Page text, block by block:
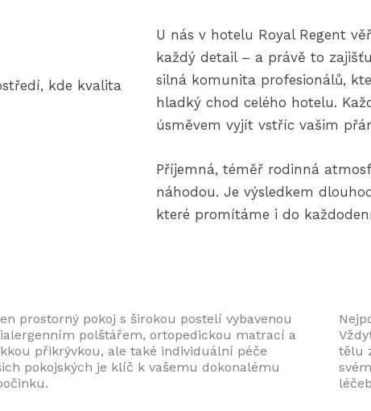
kde kvalita
U nás v hotelu Royal Regent
každý detail – a právě to
silná komunita profesionálů,
hladký chod celého hotelu.
úsměvem vyjít vstříc vašim
Příjemná, téměř rodinná
náhodou. Je výsledkem
které promítáme i do
prostorný pokoj s širokou postelí vybavenou
polštářem, ortopedickou matrací a
přikrývkou, ale také individuální péče
pokojských je klíč k vašemu dokonalému
tělu